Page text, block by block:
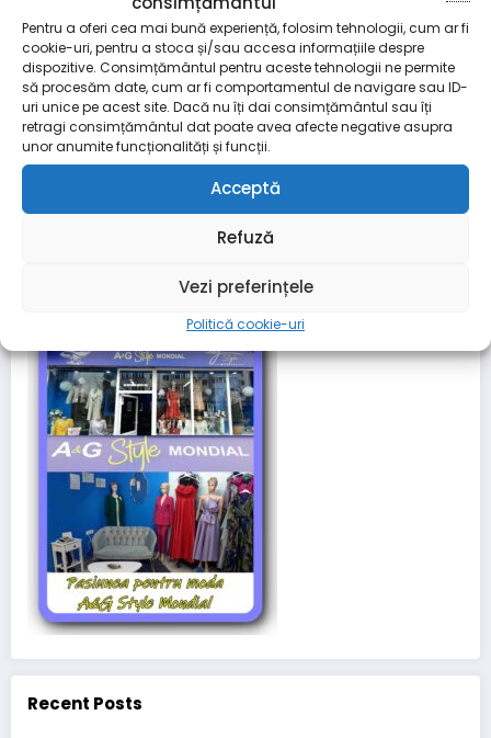
Pentru a oferi cea mai bună experiență, folosim tehnologii, cum ar fi
cookie-uri, pentru a stoca și/sau accesa informațiile despre
dispozitive. Consimțământul pentru aceste tehnologii ne permite
să procesăm date, cum ar fi comportamentul de navigare sau ID-
uri unice pe acest site. Dacă nu îți dai consimțământul sau îți
retragi consimțământul dat poate avea afecte negative asupra
unor anumite funcționalități și funcții.
Acceptă
Refuză
Vezi preferințele
Politică cookie-uri
Recent Posts